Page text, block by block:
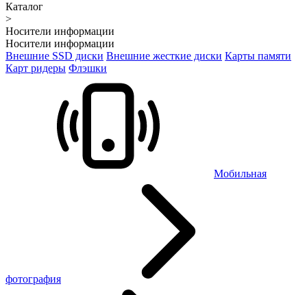
Каталог
>
Носители информации
Носители информации
Внешние SSD диски Внешние жесткие диски Карты памяти
Карт ридеры Флэшки
Мобильная
фотография